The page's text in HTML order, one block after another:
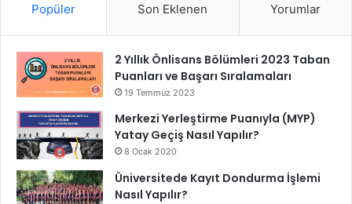
Popüler Son Eklenen Yorumlar
2 Yıllık Önlisans Bölümleri 2023 Taban
Puanları ve Başarı Sıralamaları
19 Temmuz 2023
Merkezi Yerleştirme Puanıyla (MYP)
Yatay Geçiş Nasıl Yapılır?
8 Ocak 2020
Üniversitede Kayıt Dondurma İşlemi
Nasıl Yapılır?